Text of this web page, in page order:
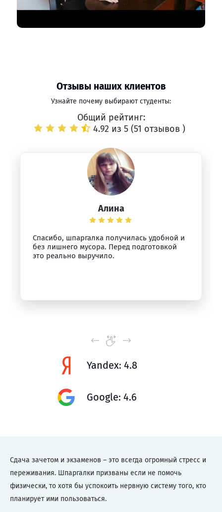
Отзывы наших клиентов
Узнайте почему выбирают студенты:
Общий рейтинг:
4.92 из 5 (51 отзывов )
Алина
Спасибо, шпаргалка получилась удобной и
без лишнего мусора. Перед подготовкой
это реально выручило.
Yandex: 4.8
Google: 4.6
Сдача зачетом и экзаменов – это всегда огромный стресс и
переживания. Шпаргалки призваны если не помочь
физически, то хотя бы успокоить нервную систему того, кто
планирует ими пользоваться.